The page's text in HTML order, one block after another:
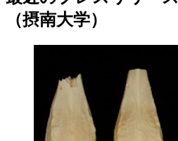
（摂南大学）